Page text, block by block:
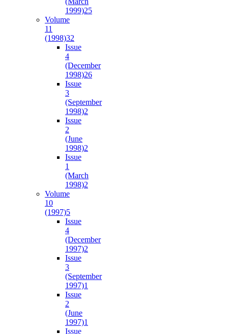
1999)25
Volume
11
(1998)32
Issue
4
(December
1998)26
Issue
3
(September
1998)2
Issue
2
(June
1998)2
Issue
1
(March
1998)2
Volume
10
(1997)5
Issue
4
(December
1997)2
Issue
3
(September
1997)1
Issue
2
(June
1997)1
Issue